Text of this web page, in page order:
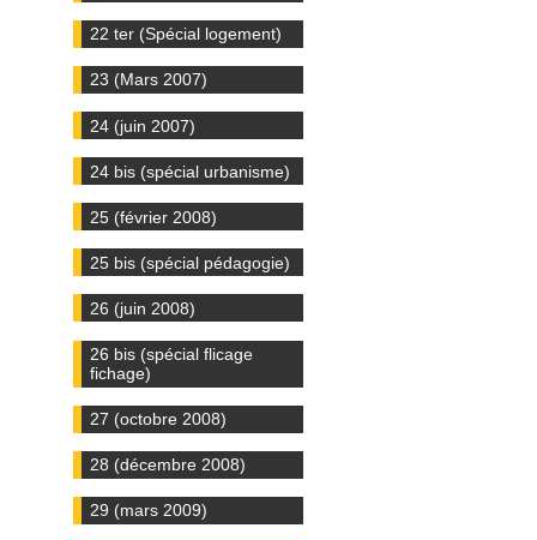
22 ter (Spécial logement)
23 (Mars 2007)
24 (juin 2007)
24 bis (spécial urbanisme)
25 (février 2008)
25 bis (spécial pédagogie)
26 (juin 2008)
26 bis (spécial flicage
fichage)
27 (octobre 2008)
28 (décembre 2008)
29 (mars 2009)